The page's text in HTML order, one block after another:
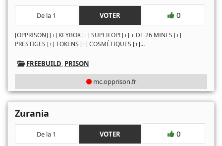
De la 1 VOTER 0
[OPPRISON] [+] KEYBOX [+] SUPER OP! [+] + DE 26 MINES [+]
PRESTIGES [+] TOKENS [+] COSMÉTIQUES [+]...
FREEBUILD, PRISON
mc.opprison.fr
Zurania
De la 1 VOTER 0